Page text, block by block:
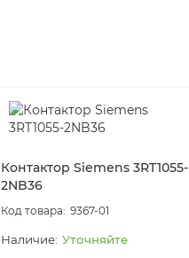
Контактор Siemens 3RT1055-
2NB36
9367-01
Уточняйте